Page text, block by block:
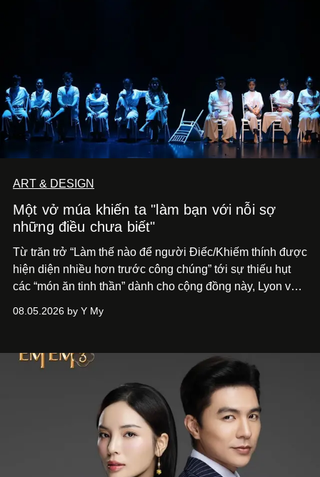
ART & DESIGN
Một vở múa khiến ta "làm bạn với nỗi sợ
những điều chưa biết"
Từ trăn trở “Làm thế nào để người Điếc/Khiếm thính được
hiện diện nhiều hơn trước công chúng” tới sự thiếu hụt
các “món ăn tinh thần” dành cho cộng đồng này, Lyon và
phẩm múa đương đại thành hiện thực, mang tên Lắng
08.05.2026 by Y My